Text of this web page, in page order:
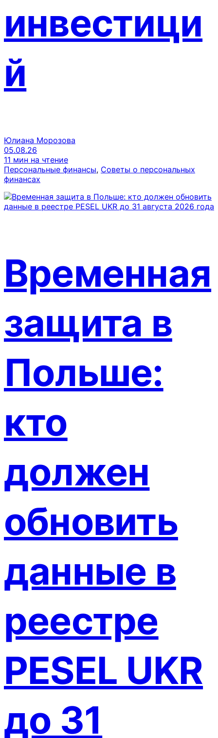
инвестици
й
Юлиана Морозова
05.08.26
11 мин на чтение
Персональные финансы, Советы о персональных
финансах
Временная
защита в
Польше:
кто
должен
обновить
данные в
реестре
PESEL UKR
до 31